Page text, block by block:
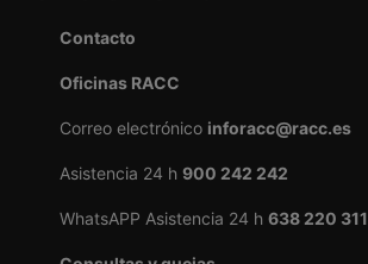
Contacto
Oficinas RACC
Correo electrónico inforacc@racc.es
Asistencia 24 h 900 242 242
WhatsAPP Asistencia 24 h 638 220 311